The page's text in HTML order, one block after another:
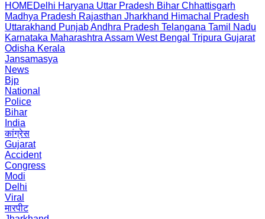
HOMEDelhi Haryana Uttar Pradesh Bihar Chhattisgarh
Madhya Pradesh Rajasthan Jharkhand Himachal Pradesh
Uttarakhand PunjabAndhra Pradesh Telangana Tamil Nadu
Karnataka Maharashtra Assam West Bengal Tripura Gujarat
Odisha Kerala
Jansamasya
News
Bjp
National
Police
Bihar
India
कांग्रेस
Gujarat
Accident
Congress
Modi
Delhi
Viral
मारपीट